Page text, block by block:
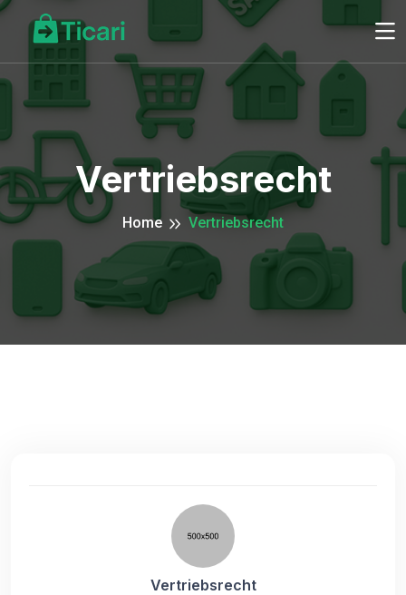
Vertriebsrecht
Home Vertriebsrecht
Vertriebsrecht